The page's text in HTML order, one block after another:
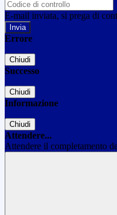
E-mail inviata, si prega di
Errore
Chiudi
Successo
Chiudi
Informazione
Chiudi
Attendere...
Attendere il completamento